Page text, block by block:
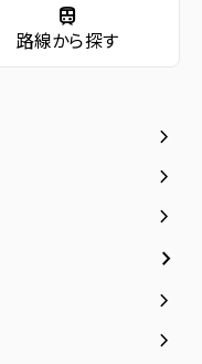
train
路線から探す
keyboard_arrow_right
keyboard_arrow_right
keyboard_arrow_right
keyboard_arrow_right
keyboard_arrow_right
keyboard_arrow_right
乙女駅 徒歩37分